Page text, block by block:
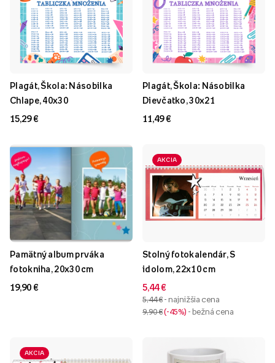
Plagát, Škola: Násobilka
Chlape, 40x30
15,29 €
Plagát, Škola: Násobilka
Dievčatko, 30x21
11,49 €
Pamätný album prváka
fotokniha, 20x30 cm
19,90 €
AKCIA
Stolný fotokalendár, S
idolom, 22x10 cm
5,44 €
5,44 € - najnižšia cena
9,90 € -45% - bežná cena
AKCIA